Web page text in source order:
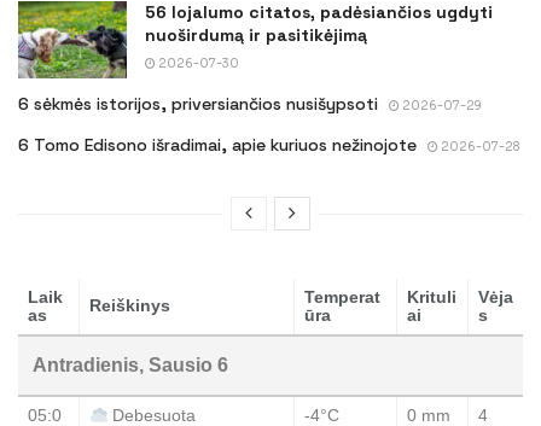
56 lojalumo citatos, padėsiančios ugdyti
nuoširdumą ir pasitikėjimą
2026-07-30
6 sėkmės istorijos, priversiančios nusišypsoti 2026-07-29
6 Tomo Edisono išradimai, apie kuriuos nežinojote 2026-07-28
Laik
as
Reiškinys
Temperat
ūra
Krituli
ai
Vėja
s
Antradienis, Sausio 6
05:0
Debesuota -4°C 0 mm
4